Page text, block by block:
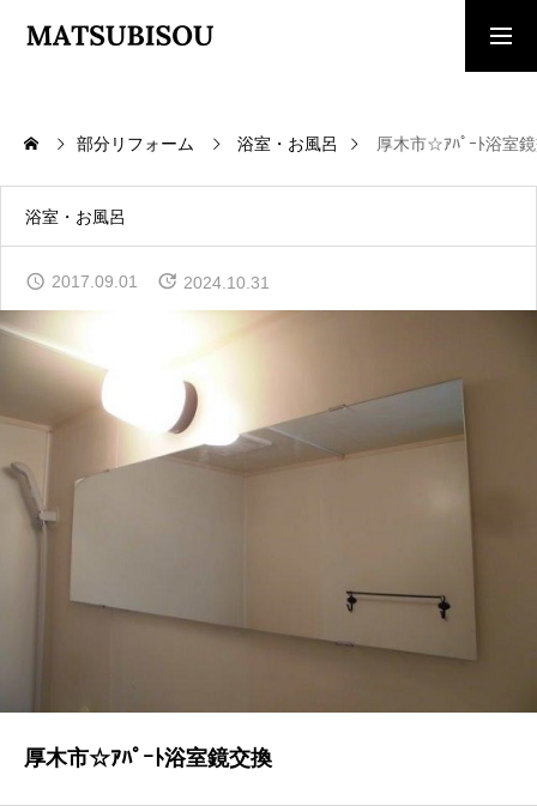
トップページ
WORKS
COMPANY
会社概要
CONTACT
お問い合わせ
ENTRY
部分リフォーム 浴室・お風呂 厚木市☆ｱﾊﾟｰﾄ浴室
浴室・お風呂
2017.09.01 2024.10.31
厚木市☆ｱﾊﾟｰﾄ浴室鏡交換